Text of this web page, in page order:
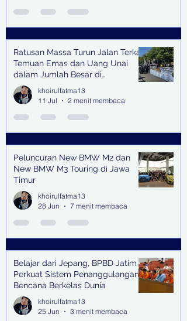
Ratusan Massa Turun Jalan Terkait
Temuan Emas dan Uang Unai
dalam Jumlah Besar di
Lingkungan Jampidsus Kejaksaan
Agung RI di Jakarta
khoirulfatma13
11 Jul
2 menit membaca
Peluncuran New BMW M2 dan
New BMW M3 Touring di Jawa
Timur
khoirulfatma13
28 Jun
7 menit membaca
Belajar dari Jepang, BPBD Jatim
Perkuat Sistem Penanggulangan
Bencana Berkelas Dunia
khoirulfatma13
25 Jun
3 menit membaca